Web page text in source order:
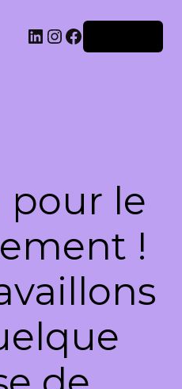
LinkedIn
Instagram
Facebook
pour le
!